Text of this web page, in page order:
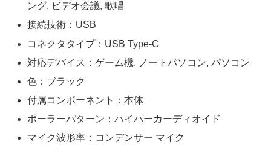
ング, ビデオ会議, 歌唱
接続技術：USB
コネクタタイプ：USB Type-C
対応デバイス：ゲーム機, ノートパソコン, パソコン
色：ブラック
付属コンポーネント：本体
ポーラーパターン：ハイパーカーディオイド
マイク波形率：コンデンサー マイク